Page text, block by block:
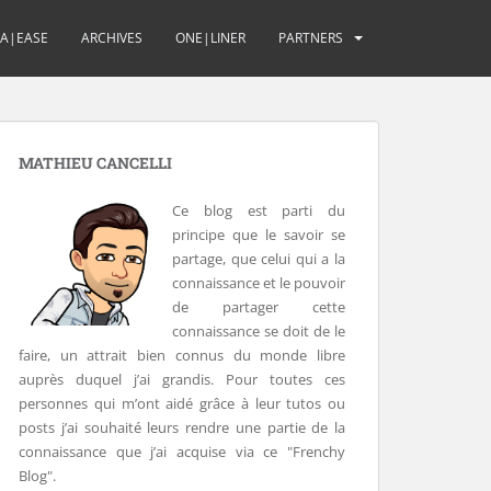
ARCHIVES ONE|LINER PARTNERS
MATHIEU CANCELLI
Ce blog est parti du
principe que le savoir se
partage, que celui qui a la
connaissance et le pouvoir
de partager cette
connaissance se doit de le
faire, un attrait bien connus du monde libre
auprès duquel j’ai grandis. Pour toutes ces
personnes qui m’ont aidé grâce à leur tutos ou
posts j’ai souhaité leurs rendre une partie de la
connaissance que j’ai acquise via ce "Frenchy
Blog".